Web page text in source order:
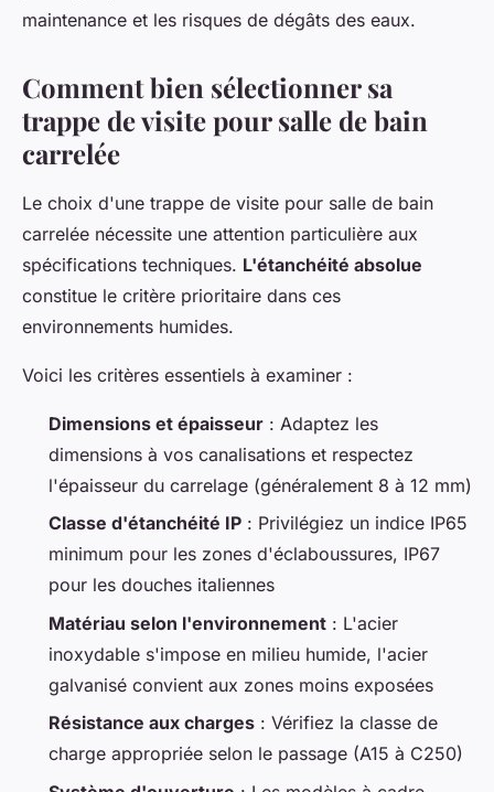
maintenance et les risques de dégâts des eaux.
Comment bien sélectionner sa
trappe de visite pour salle de bain
carrelée
Le choix d'une trappe de visite pour salle de bain
carrelée nécessite une attention particulière aux
spécifications techniques. L'étanchéité absolue
constitue le critère prioritaire dans ces
environnements humides.
Voici les critères essentiels à examiner :
Dimensions et épaisseur : Adaptez les
dimensions à vos canalisations et respectez
l'épaisseur du carrelage (généralement 8 à 12 mm)
Classe d'étanchéité IP : Privilégiez un indice IP65
minimum pour les zones d'éclaboussures, IP67
pour les douches italiennes
Matériau selon l'environnement : L'acier
inoxydable s'impose en milieu humide, l'acier
galvanisé convient aux zones moins exposées
Résistance aux charges : Vérifiez la classe de
charge appropriée selon le passage (A15 à C250)